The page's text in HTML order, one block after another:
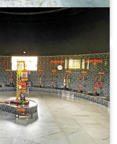
(शिव), ता. फुलंब्री, जि. छत्रपती
माहिती